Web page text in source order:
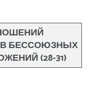
БЕССОЮЗНЫХ
(28-31)